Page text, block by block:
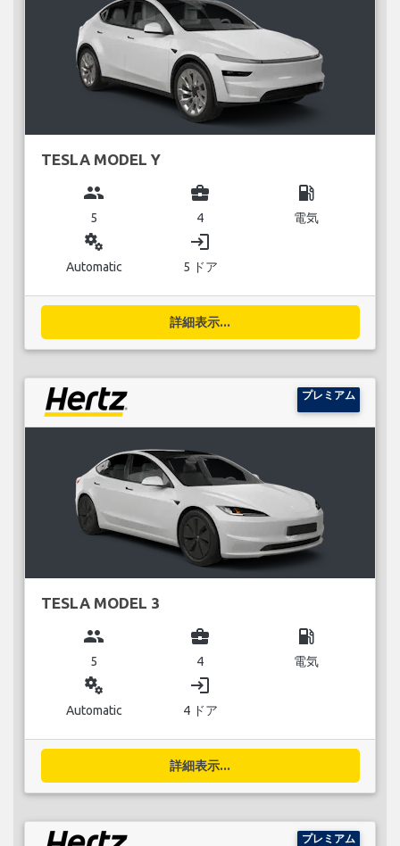
TESLA MODEL Y
group
5
business_center
4
local_gas_station
電気
miscellaneous_services
Automatic
login
5 ドア
詳細表示...
プレミアム
TESLA MODEL 3
group
5
business_center
4
local_gas_station
電気
miscellaneous_services
Automatic
login
4 ドア
詳細表示...
プレミアム